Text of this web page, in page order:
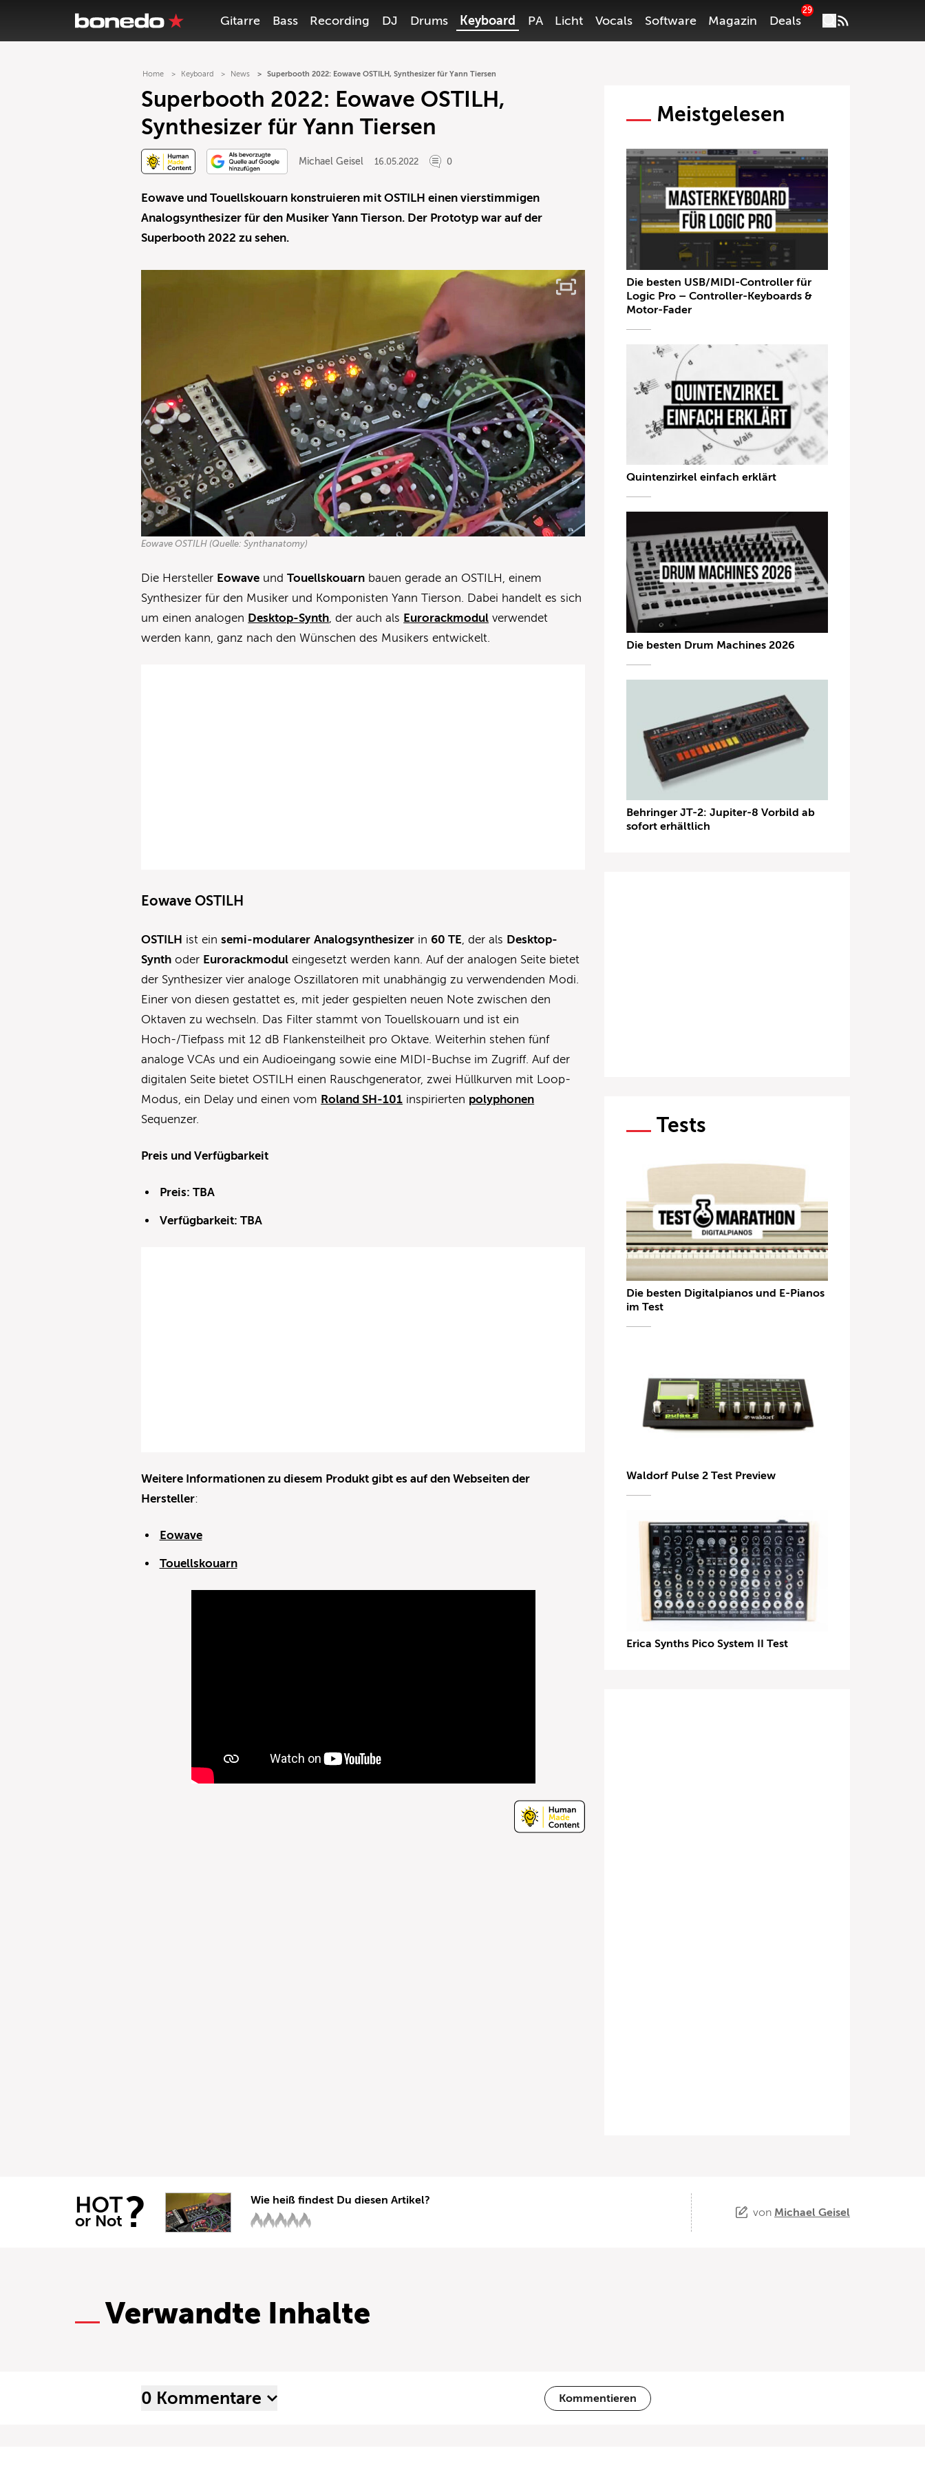
Gitarre Bass Recording DJ Drums Keyboard PA Licht Vocals Software Magazin Deals
29
Home Keyboard News Superbooth 2022: Eowave OSTILH, Synthesizer für Yann Tiersen
Superbooth 2022: Eowave OSTILH,
Synthesizer für Yann Tiersen
Michael Geisel 16.05.2022 0
Eowave und Touellskouarn konstruieren mit OSTILH einen vierstimmigen
Analogsynthesizer für den Musiker Yann Tierson. Der Prototyp war auf der
Superbooth 2022 zu sehen.
Eowave OSTILH (Quelle: Synthanatomy)
Die Hersteller Eowave undTouellskouarn bauen gerade an OSTILH, einem
Synthesizer für den Musiker und Komponisten Yann Tierson. Dabei handelt es sich
um einen analogen Desktop-Synth , der auch als Eurorackmodul verwendet
werden kann, ganz nach den Wünschen des Musikers entwickelt.
Eowave OSTILH
OSTILH ist einsemi-modularer Analogsynthesizer in 60 TE , der als Desktop-
Synth oder Eurorackmodul eingesetzt werden kann. Auf der analogen Seite bietet
der Synthesizer vier analoge Oszillatoren mit unabhängig zu verwendenden Modi.
Einer von diesen gestattet es, mit jeder gespielten neuen Note zwischen den
Oktaven zu wechseln. Das Filter stammt von Touellskouarn und ist ein
Hoch-/Tiefpass mit 12 dB Flankensteilheit pro Oktave. Weiterhin stehen fünf
analoge VCAs und ein Audioeingang sowie eine MIDI-Buchse im Zugriff. Auf der
digitalen Seite bietet OSTILH einen Rauschgenerator, zwei Hüllkurven mit Loop-
Modus, ein Delay und einen vom Roland SH-101 inspirierten polyphonen
Sequenzer.
Preis und Verfügbarkeit
Preis: TBA
Verfügbarkeit: TBA
Weitere Informationen zu diesem Produkt gibt es auf den Webseiten der
Hersteller:
Eowave
Touellskouarn
Meistgelesen
Die besten USB/MIDI-Controller für
Logic Pro – Controller-Keyboards &
Motor-Fader
Quintenzirkel einfach erklärt
Die besten Drum Machines 2026
Behringer JT-2: Jupiter-8 Vorbild ab
sofort erhältlich
Tests
Die besten Digitalpianos und E-Pianos
im Test
Waldorf Pulse 2 Test Preview
Erica Synths Pico System II Test
HOT
or Not ?
Wie heiß findest Du diesen Artikel?
von Michael Geisel
Verwandte Inhalte
0 Kommentare Kommentieren